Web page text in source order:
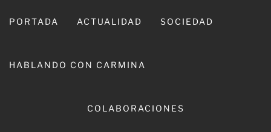
PORTADA ACTUALIDAD SOCIEDAD
HABLANDO CON CARMINA
COLABORACIONES